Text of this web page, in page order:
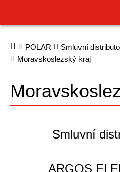
POLAR
Smluvní
Moravskoslezský kraj
Smluvní
ARGOS